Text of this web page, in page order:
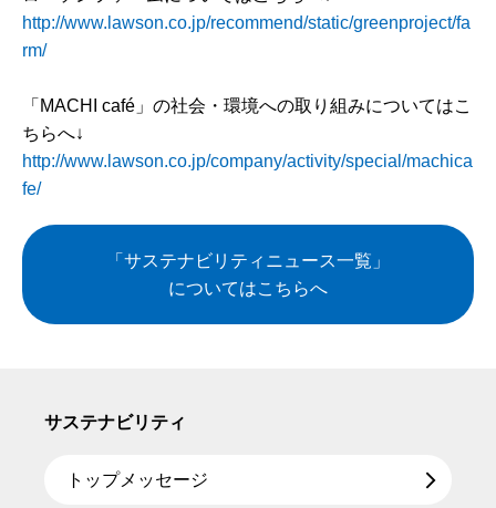
http://www.lawson.co.jp/recommend/static/greenproject/fa
rm/
「MACHI café」の社会・環境への取り組みについてはこ
ちらへ↓
http://www.lawson.co.jp/company/activity/special/machica
fe/
「サステナビリティニュース一覧」
についてはこちらへ
サステナビリティ
トップメッセージ